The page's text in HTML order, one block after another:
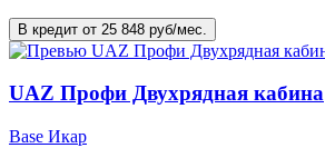
В кредит от 25 848 руб/мес.
UAZ Профи Двухрядная кабина
Base Икар